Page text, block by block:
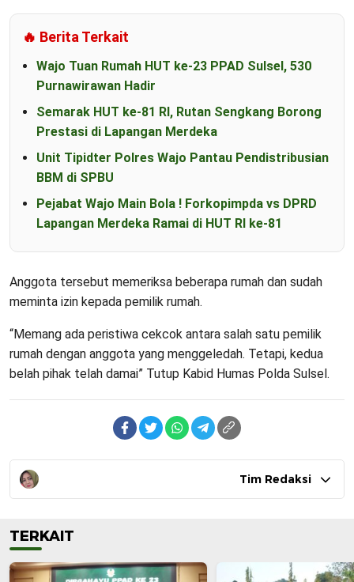
🔥 Berita Terkait
Wajo Tuan Rumah HUT ke-23 PPAD Sulsel, 530
Purnawirawan Hadir
Semarak HUT ke-81 RI, Rutan Sengkang Borong
Prestasi di Lapangan Merdeka
Unit Tipidter Polres Wajo Pantau Pendistribusian
BBM di SPBU
Pejabat Wajo Main Bola ! Forkopimpda vs DPRD
Lapangan Merdeka Ramai di HUT RI ke-81
Anggota tersebut memeriksa beberapa rumah dan sudah
meminta izin kepada pemilik rumah.
“Memang ada peristiwa cekcok antara salah satu pemilik
rumah dengan anggota yang menggeledah. Tetapi, kedua
belah pihak telah damai” Tutup Kabid Humas Polda Sulsel.
Tim Redaksi
TERKAIT